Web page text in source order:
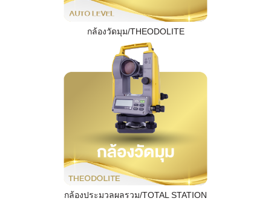
กล้องวัดมุม/THEODOLITE
กล้องประมวลผลรวม/TOTAL STATION